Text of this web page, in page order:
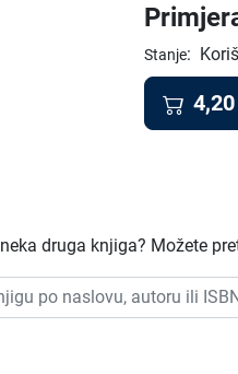
Stanje:
4,20
druga knjiga? Možete